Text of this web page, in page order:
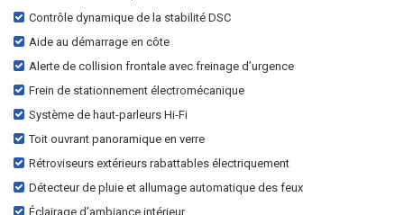
Contrôle dynamique de la stabilité DSC
Aide au démarrage en côte
Alerte de collision frontale avec freinage d’urgence
Frein de stationnement électromécanique
Système de haut-parleurs Hi-Fi
Toit ouvrant panoramique en verre
Rétroviseurs extérieurs rabattables électriquement
Détecteur de pluie et allumage automatique des feux
Éclairage d’ambiance intérieur